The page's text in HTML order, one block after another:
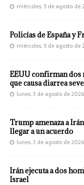
miércoles, 5 de agosto de
Policías de España y
miércoles, 5 de agosto de
EEUU confirman
que causa diarrea
lunes, 3 de agosto de 2026
Trump amenaza a
llegar a un acuerdo
lunes, 3 de agosto de 2026
Irán ejecuta a dos
Israel